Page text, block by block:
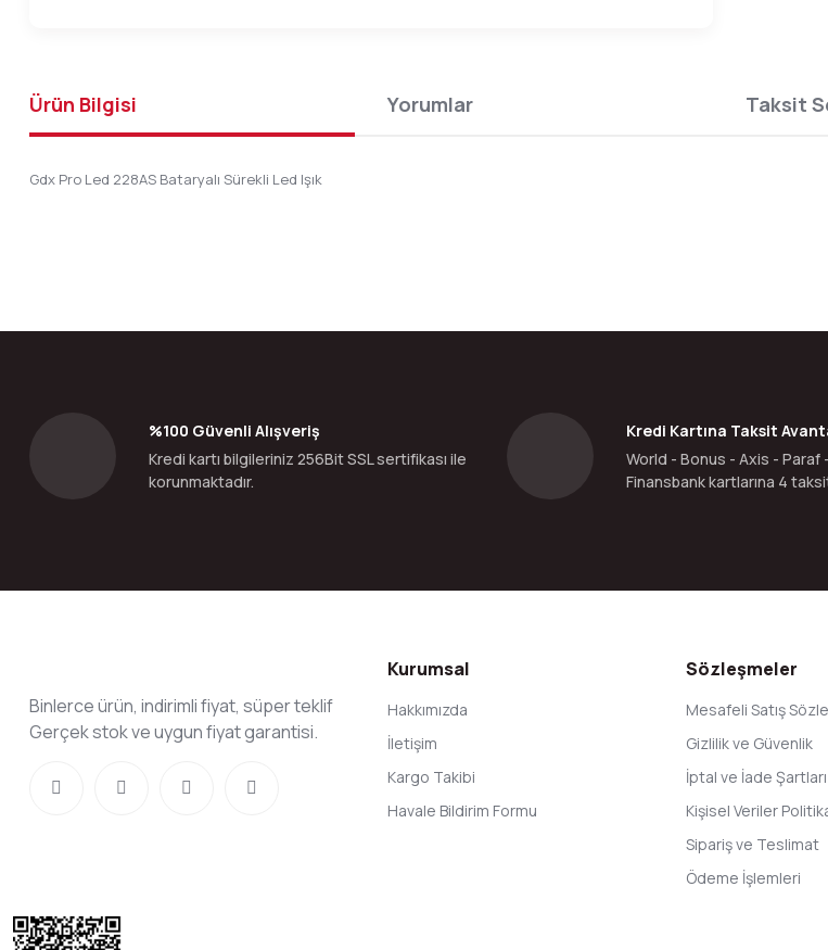
Ürün Bilgisi Yorumlar Taksit
Gdx Pro Led 228AS Bataryalı Sürekli Led Işık
Ürün fiyatı diğer sitelerden daha pahalı.
Bu ürüne benzer farklı alternatifler olmalı.
%100 Güvenli Alışveriş
Kredi kartı bilgileriniz 256Bit SSL sertifikası ile
korunmaktadır.
Kredi Kartına Taksit
World - Bonus - Axis - Paraf
Finansbank kartlarına 4
Binlerce ürün, indirimli fiyat, süper teklif
Gerçek stok ve uygun fiyat garantisi.
Kurumsal
Hakkımızda
İletişim
Kargo Takibi
Havale Bildirim Formu
Sözleşmeler
Mesafeli Satış
Gizlilik ve Güvenlik
İptal ve İade Şartları
Kişisel Veriler
Sipariş ve Teslimat
Ödeme İşlemleri